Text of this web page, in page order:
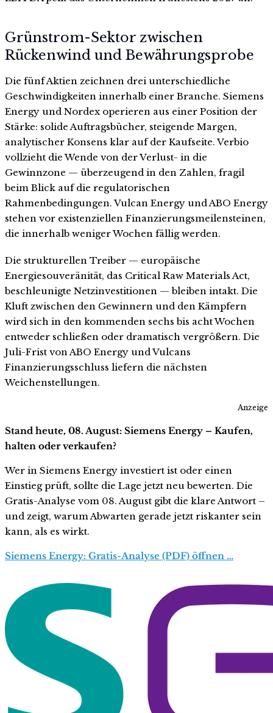
Grünstrom-Sektor zwischen
Rückenwind und Bewährungsprobe
Die fünf Aktien zeichnen drei unterschiedliche
Geschwindigkeiten innerhalb einer Branche. Siemens
Energy und Nordex operieren aus einer Position der
Stärke: solide Auftragsbücher, steigende Margen,
analytischer Konsens klar auf der Kaufseite. Verbio
vollzieht die Wende von der Verlust- in die
Gewinnzone — überzeugend in den Zahlen, fragil
beim Blick auf die regulatorischen
Rahmenbedingungen. Vulcan Energy und ABO Energy
stehen vor existenziellen Finanzierungsmeilensteinen,
die innerhalb weniger Wochen fällig werden.
Die strukturellen Treiber — europäische
Energiesouveränität, das Critical Raw Materials Act,
beschleunigte Netzinvestitionen — bleiben intakt. Die
Kluft zwischen den Gewinnern und den Kämpfern
wird sich in den kommenden sechs bis acht Wochen
entweder schließen oder dramatisch vergrößern. Die
Juli-Frist von ABO Energy und Vulcans
Finanzierungsschluss liefern die nächsten
Weichenstellungen.
Anzeige
Stand heute, 08. August: Siemens Energy – Kaufen,
halten oder verkaufen?
Wer in Siemens Energy investiert ist oder einen
Einstieg prüft, sollte die Lage jetzt neu bewerten. Die
Gratis-Analyse vom 08. August gibt die klare Antwort –
und zeigt, warum Abwarten gerade jetzt riskanter sein
kann, als es wirkt.
Siemens Energy: Gratis-Analyse (PDF) öffnen …